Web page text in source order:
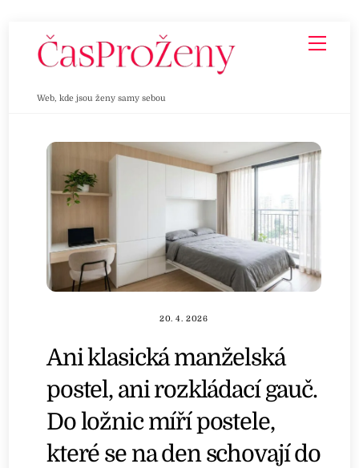
Web, kde jsou ženy samy sebou
20. 4. 2026
Ani klasická manželská
postel, ani rozkládací gauč.
Do ložnic míří postele,
které se na den schovají do